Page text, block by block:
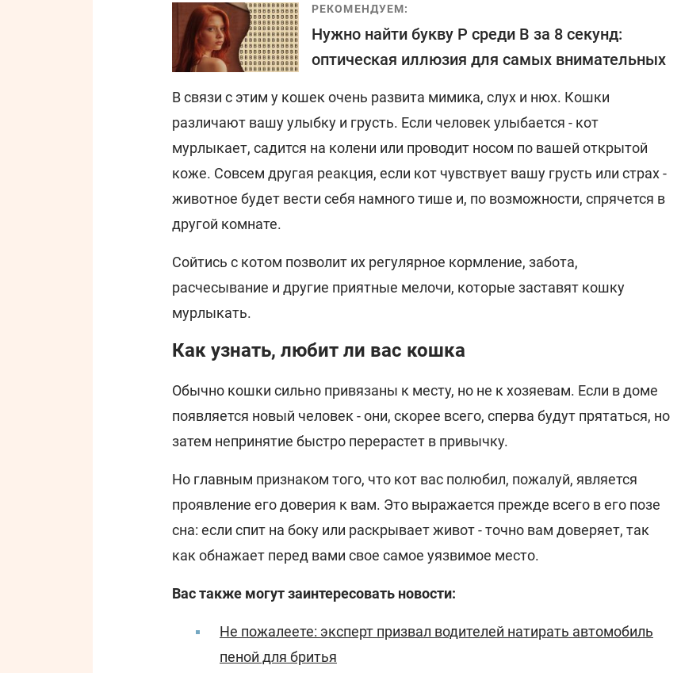
РЕКОМЕНДУЕМ:
Нужно найти букву Р среди В за 8 секунд:
оптическая иллюзия для самых внимательных
В связи с этим у кошек очень развита мимика, слух и нюх. Кошки
различают вашу улыбку и грусть. Если человек улыбается - кот
мурлыкает, садится на колени или проводит носом по вашей открытой
коже. Совсем другая реакция, если кот чувствует вашу грусть или страх -
животное будет вести себя намного тише и, по возможности, спрячется в
другой комнате.
Сойтись с котом позволит их регулярное кормление, забота,
расчесывание и другие приятные мелочи, которые заставят кошку
мурлыкать.
Как узнать, любит ли вас кошка
Обычно кошки сильно привязаны к месту, но не к хозяевам. Если в доме
появляется новый человек - они, скорее всего, сперва будут прятаться, но
затем непринятие быстро перерастет в привычку.
Но главным признаком того, что кот вас полюбил, пожалуй, является
проявление его доверия к вам. Это выражается прежде всего в его позе
сна: если спит на боку или раскрывает живот - точно вам доверяет, так
как обнажает перед вами свое самое уязвимое место.
Вас также могут заинтересовать новости:
Не пожалеете: эксперт призвал водителей натирать автомобиль
пеной для бритья